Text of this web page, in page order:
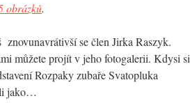
obrázků.
znovunavrátivší se člen Jirka Raszyk.
můžete projít v jeho fotogalerii. Kdysi si
Rozpaky zubaře Svatopluka
jako…